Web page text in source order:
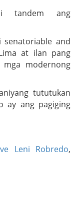
tandem ang
senatoriable and
at ilan pang
modernong
tututukan
ay ang pagiging
Leni Robredo,